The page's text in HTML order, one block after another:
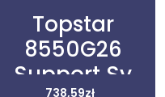
Topstar
8550G26
Support Sy
738,59zł